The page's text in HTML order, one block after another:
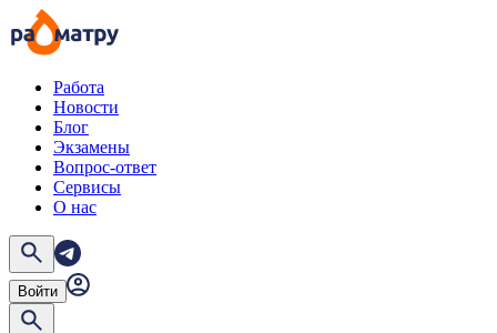
Работа
Новости
Блог
Экзамены
Вопрос-ответ
Сервисы
О нас
Войти